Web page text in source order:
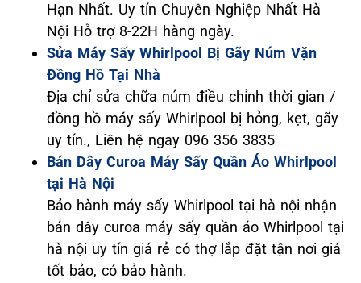
Hạn Nhất. Uy tín Chuyên Nghiệp Nhất Hà
Nội Hỗ trợ 8-22H hàng ngày.
Sửa Máy Sấy Whirlpool Bị Gãy Núm Vặn
Đồng Hồ Tại Nhà
Địa chỉ sửa chữa núm điều chỉnh thời gian /
đồng hồ máy sấy Whirlpool bị hỏng, kẹt, gãy
uy tín., Liên hệ ngay 096 356 3835
Bán Dây Curoa Máy Sấy Quần Áo Whirlpool
tại Hà Nội
Bảo hành máy sấy Whirlpool tại hà nội nhận
bán dây curoa máy sấy quần áo Whirlpool tại
hà nội uy tín giá rẻ có thợ lắp đặt tận nơi giá
tốt bảo, có bảo hành.